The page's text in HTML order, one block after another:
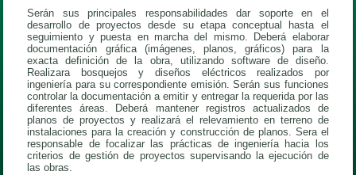
Serán sus principales responsabilidades dar soporte en el
desarrollo de proyectos desde su etapa conceptual hasta el
seguimiento y puesta en marcha del mismo. Deberá elaborar
documentación gráfica (imágenes, planos, gráficos) para la
exacta definición de la obra, utilizando software de diseño.
Realizara bosquejos y diseños eléctricos realizados por
ingeniería para su correspondiente emisión. Serán sus funciones
controlar la documentación a emitir y entregar la requerida por las
diferentes áreas. Deberá mantener registros actualizados de
planos de proyectos y realizará el relevamiento en terreno de
instalaciones para la creación y construcción de planos. Sera el
responsable de focalizar las prácticas de ingeniería hacia los
criterios de gestión de proyectos supervisando la ejecución de
las obras.